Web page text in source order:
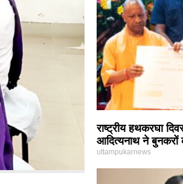
राष्ट्रीय हथकरघा
आदित्यनाथ ने बुनकरों
uttampukarnews